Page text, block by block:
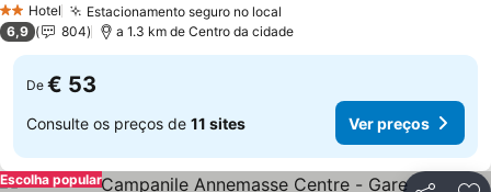
2 Estrelas
Hotel Estacionamento seguro no local
6,9 804 a 1.3 km de Centro da cidade
De € 53
Consulte os preços de 11 sites Ver preços
Escolha popular